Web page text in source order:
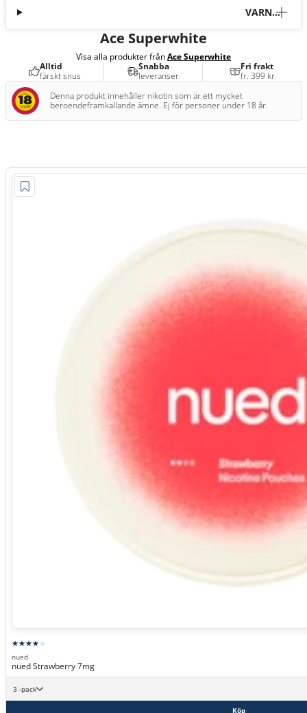
VARNI
Ace Superwhite
Visa alla produkter frånAce Superwhite
Alltid
färskt snus
Snabba
leveranser
Fri frakt
fr. 399 kr
Denna produkt innehåller nikotin som är ett mycket
beroendeframkallande ämne. Ej för personer under 18 år.
nued
nued Strawberry 7mg
3 -pack
Köp